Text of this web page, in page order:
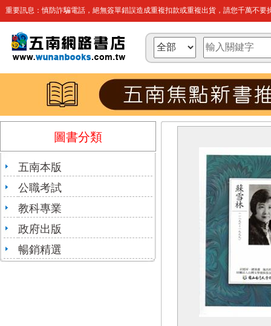
重要訊息：慎防詐騙電話，絕無簽單錯誤造成重複扣款或重複出貨，請您千萬不要
圖書分類
五南本版
公職考試
教科專業
政府出版
暢銷精選